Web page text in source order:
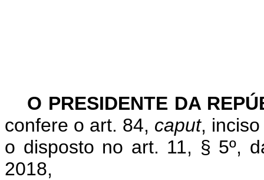
O PRESIDENTE DA
confere o art. 84, caput,
o disposto no art. 11, § 5º,
2018,